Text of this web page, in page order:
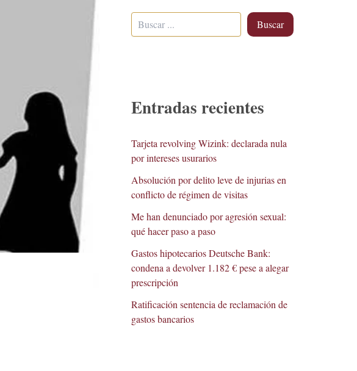
Buscar
Entradas recientes
Tarjeta revolving Wizink: declarada nula
por intereses usurarios
Absolución por delito leve de injurias en
conflicto de régimen de visitas
Me han denunciado por agresión sexual:
qué hacer paso a paso
Gastos hipotecarios Deutsche Bank:
condena a devolver 1.182 € pese a alegar
prescripción
Ratificación sentencia de reclamación de
gastos bancarios